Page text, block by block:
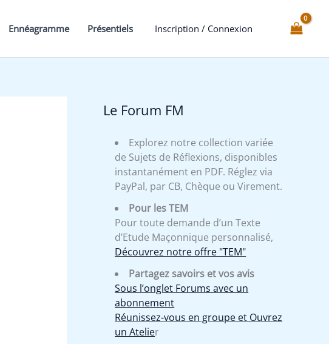
Ennéagramme Présentiels Inscription / Connexion
Le Forum FM
Explorez notre collection variée
de Sujets de Réflexions, disponibles
instantanément en PDF. Réglez via
PayPal, par CB, Chèque ou Virement.
Pour les TEM
Pour toute demande d’un Texte
d’Etude Maçonnique personnalisé,
Découvrez notre offre "TEM"
Partagez savoirs et vos avis
Sous l’onglet Forums avec un
abonnement
Réunissez-vous en groupe et Ouvrez
un Atelier